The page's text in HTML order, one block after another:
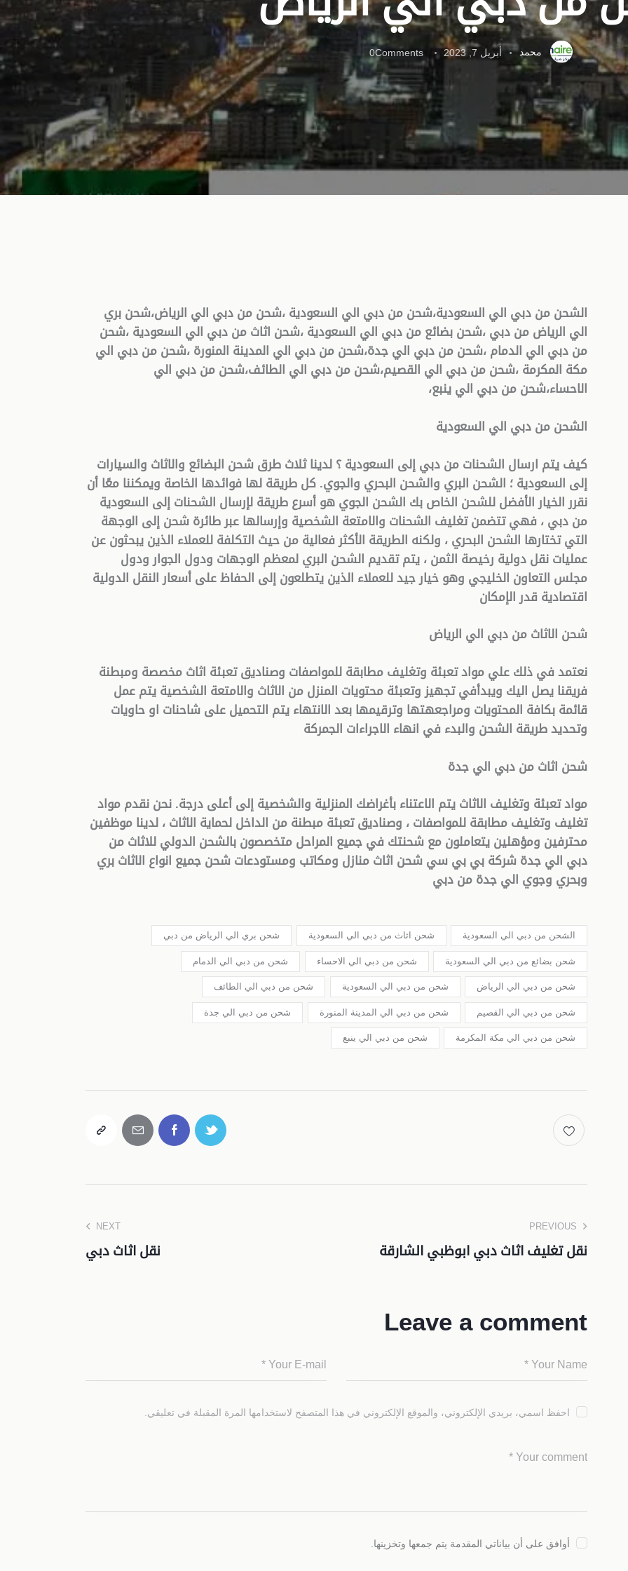
محمد أبريل 7, 2023 0Comments
الشحن من دبي الي السعودية،شحن من دبي الي السعودية ،شحن من دبي الي الرياض،شحن بري
الي الرياض من دبي ،شحن بضائع من دبي الي السعودية ،شحن اثاث من دبي الي السعودية ،شحن
من دبي الي الدمام ،شحن من دبي الي جدة،شحن من دبي الي المدينة المنورة ،شحن من دبي الي
مكة المكرمة ،شحن من دبي الي القصيم،شحن من دبي الي الطائف،شحن من دبي الي
الاحساء،شحن من دبي الي ينبع،
الشحن من دبي الي السعودية
كيف يتم ارسال الشحنات من دبي إلى السعودية ؟ لدينا ثلاث طرق شحن البضائع والاثاث والسيارات
إلى السعودية ؛ الشحن البري والشحن البحري والجوي. كل طريقة لها فوائدها الخاصة ويمكننا معًا أن
نقرر الخيار الأفضل للشحن الخاص بك الشحن الجوي هو أسرع طريقة لإرسال الشحنات إلى السعودية
من دبي ، فهي تتضمن تغليف الشحنات والامتعة الشخصية وإرسالها عبر طائرة شحن إلى الوجهة
التي تختارها الشحن البحري ، ولكنه الطريقة الأكثر فعالية من حيث التكلفة للعملاء الذين يبحثون عن
عمليات نقل دولية رخيصة الثمن ، يتم تقديم الشحن البري لمعظم الوجهات ودول الجوار ودول
مجلس التعاون الخليجي وهو خيار جيد للعملاء الذين يتطلعون إلى الحفاظ على أسعار النقل الدولية
اقتصادية قدر الإمكان
شحن الاثاث من دبي الي الرياض
نعتمد في ذلك علي مواد تعبئة وتغليف مطابقة للمواصفات وصناديق تعبئة اثاث مخصصة ومبطنة
فريقنا يصل اليك ويبدأفي تجهيز وتعبئة محتويات المنزل من الاثاث والامتعة الشخصية يتم عمل
قائمة بكافة المحتويات ومراجعهتها وترقيمها بعد الانتهاء يتم التحميل على شاحنات او حاويات
وتحديد طريقة الشحن والبدء في انهاء الاجراءات الجمركة
شحن اثاث من دبي الي جدة
مواد تعبئة وتغليف الاثاث يتم الاعتناء بأغراضك المنزلية والشخصية إلى أعلى درجة. نحن نقدم مواد
تغليف وتغليف مطابقة للمواصفات ، وصناديق تعبئة مبطنة من الداخل لحماية الاثاث ، لدينا موظفين
محترفين ومؤهلين يتعاملون مع شحنتك في جميع المراحل متخصصون بالشحن الدولي للاثاث من
دبي الي جدة شركة بي بي سي شحن اثاث منازل ومكاتب ومستودعات شحن جميع انواع الاثاث بري
وبحري وجوي الي جدة من دبي
الشحن من دبي الي السعودية شحن اثاث من دبي الي السعودية شحن بري الي الرياض من دبي
شحن بضائع من دبي الي السعودية شحن من دبي الي الاحساء شحن من دبي الي الدمام
شحن من دبي الي الرياض شحن من دبي الي السعودية شحن من دبي الي الطائف
شحن من دبي الي القصيم شحن من دبي الي المدينة المنورة شحن من دبي الي جدة
شحن من دبي الي مكة المكرمة شحن من دبي الي ينبع
PREVIOUS
نقل تغليف اثاث دبي ابوظبي الشارقة
NEXT
نقل اثاث دبي
Leave a comment
احفظ اسمي، بريدي الإلكتروني، والموقع الإلكتروني في هذا المتصفح لاستخدامها المرة المقبلة في تعليقي.
أوافق على أن بياناتي المقدمة يتم جمعها وتخزينها.